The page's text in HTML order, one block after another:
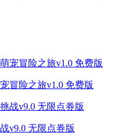
冒险之旅v1.0 免费版
v9.0 无限点券版